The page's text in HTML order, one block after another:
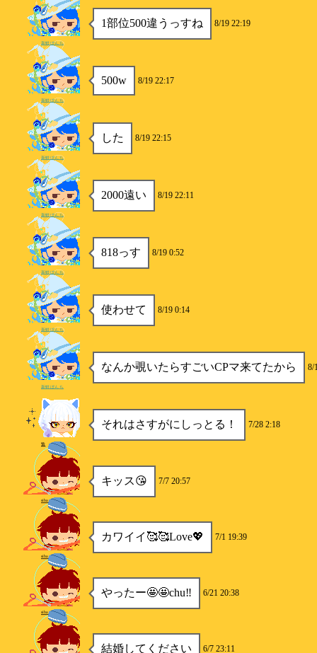
1部位500違うっすね 8/19 22:19
新鮮ぼんち
500w 8/19 22:17
新鮮ぼんち
した 8/19 22:15
新鮮ぼんち
2000遠い 8/19 22:11
新鮮ぼんち
818っす 8/19 0:52
新鮮ぼんち
使わせて 8/19 0:14
新鮮ぼんち
なんか覗いたらすごいCPマ来てたから 8/
新鮮ぼんち
それはさすがにしっとる！ 7/28 2:18
贄
キッス😘 7/7 20:57
siba
カワイイ🥰🥰Love💖 7/1 19:39
siba
やったー🤩🤩chu‼️ 6/21 20:38
siba
結婚してください 6/7 23:11